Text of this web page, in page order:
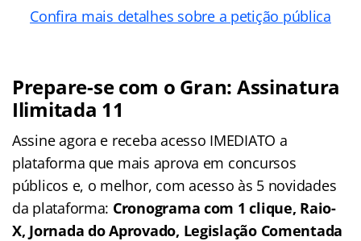
Confira mais detalhes sobre a petição pública
Prepare-se com o Gran: Assinatura
Ilimitada 11
Assine agora e receba acesso IMEDIATO a
plataforma que mais aprova em concursos
públicos e, o melhor, com acesso às 5 novidades
da plataforma: Cronograma com 1 clique, Raio-
X, Jornada do Aprovado, Legislação Comentada